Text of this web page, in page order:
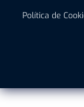
Política de